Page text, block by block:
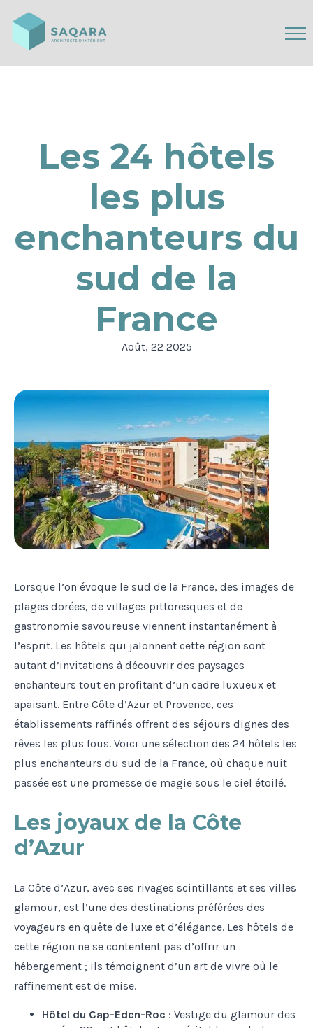
Les 24 hôtels
les plus
enchanteurs du
sud de la
France
Août, 22 2025
Lorsque l’on évoque le sud de la France, des images de
plages dorées, de villages pittoresques et de
gastronomie savoureuse viennent instantanément à
l’esprit. Les hôtels qui jalonnent cette région sont
autant d’invitations à découvrir des paysages
enchanteurs tout en profitant d’un cadre luxueux et
apaisant. Entre Côte d’Azur et Provence, ces
établissements raffinés offrent des séjours dignes des
rêves les plus fous. Voici une sélection des 24 hôtels les
plus enchanteurs du sud de la France, où chaque nuit
passée est une promesse de magie sous le ciel étoilé.
Les joyaux de la Côte
d’Azur
La Côte d’Azur, avec ses rivages scintillants et ses villes
glamour, est l’une des destinations préférées des
voyageurs en quête de luxe et d’élégance. Les hôtels de
cette région ne se contentent pas d’offrir un
hébergement ; ils témoignent d’un art de vivre où le
raffinement est de mise.
Hôtel du Cap-Eden-Roc : Vestige du glamour des